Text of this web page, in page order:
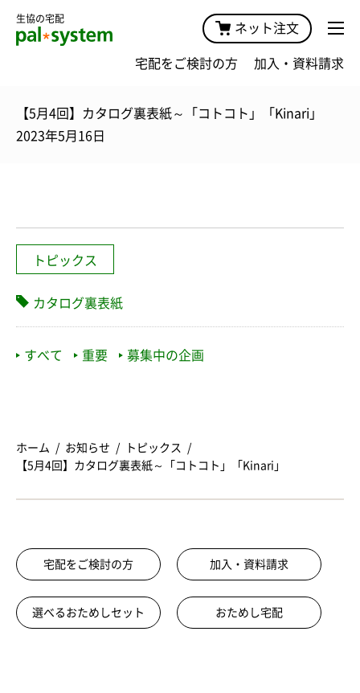
生協の宅配
ネット注文
宅配をご検討の方 加入・資料請求
【5月4回】カタログ裏表紙～「コトコト」「Kinari」
2023年5月16日
トピックス
カタログ裏表紙
すべて 重要 募集中の企画
ホーム お知らせ
トピックス
【5月4回】カタログ裏表紙～「コトコト」「Kinari」
宅配をご検討の方 加入・資料請求
選べるおためしセット おためし宅配